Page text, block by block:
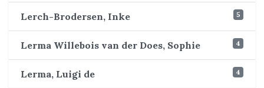
Lerch-Brodersen, Inke 5
Lerma Willebois van der Does, Sophie 4
Lerma, Luigi de 4